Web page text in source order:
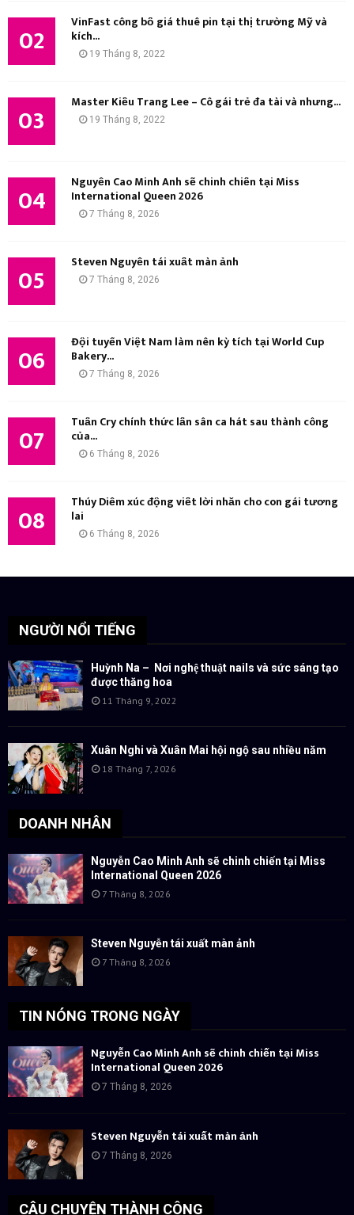
02 VinFast công bố giá thuê pin tại thị trường Mỹ và
kích...
19 Tháng 8, 2022
03 Master Kiều Trang Lee – Cô gái trẻ đa tài và nhưng...
19 Tháng 8, 2022
04 Nguyễn Cao Minh Anh sẽ chinh chiến tại Miss
International Queen 2026
7 Tháng 8, 2026
05 Steven Nguyễn tái xuất màn ảnh
7 Tháng 8, 2026
06 Đội tuyển Việt Nam làm nên kỳ tích tại World Cup
Bakery...
7 Tháng 8, 2026
07 Tuấn Cry chính thức lấn sân ca hát sau thành công
của...
6 Tháng 8, 2026
08 Thúy Diễm xúc động viết lời nhắn cho con gái tương
lai
6 Tháng 8, 2026
NGƯỜI NỔI TIẾNG
Huỳnh Na – Nơi nghệ thuật nails và sức sáng tạo
được thăng hoa
11 Tháng 9, 2022
Xuân Nghi và Xuân Mai hội ngộ sau nhiều năm
18 Tháng 7, 2026
DOANH NHÂN
Nguyễn Cao Minh Anh sẽ chinh chiến tại Miss
International Queen 2026
7 Tháng 8, 2026
Steven Nguyễn tái xuất màn ảnh
7 Tháng 8, 2026
TIN NÓNG TRONG NGÀY
Nguyễn Cao Minh Anh sẽ chinh chiến tại Miss
International Queen 2026
7 Tháng 8, 2026
Steven Nguyễn tái xuất màn ảnh
7 Tháng 8, 2026
CÂU CHUYỆN THÀNH CÔNG